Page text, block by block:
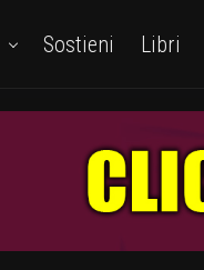
Sostieni Libri